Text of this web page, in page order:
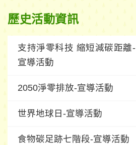
歷史活動資訊
支持淨零科技 縮短減碳距離-
宣導活動
2050淨零排放-宣導活動
世界地球日-宣導活動
食物碳足跡七階段-宣導活動